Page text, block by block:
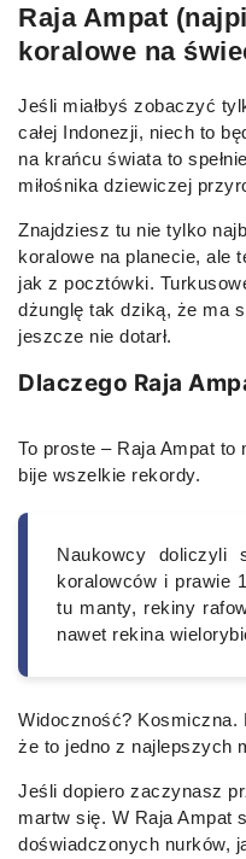
Raja Ampat
koralowe na
Jeśli miałbyś zobaczyć
całej Indonezji, niech to
na krańcu świata to
miłośnika dziewiczej
Znajdziesz tu nie tylko
koralowe na planecie, ale
jak z pocztówki.
dżunglę tak dziką, że ma
jeszcze nie dotarł.
Dlaczego Raja
To proste – Raja Ampat
bije wszelkie rekordy.
Naukowcy doliczyli
koralowców i prawie
tu manty, rekiny
nawet rekina
Widoczność? Kosmiczna.
że to jedno z najlepszych
Jeśli dopiero zaczynasz
martw się. W Raja Ampat
doświadczonych nurków,